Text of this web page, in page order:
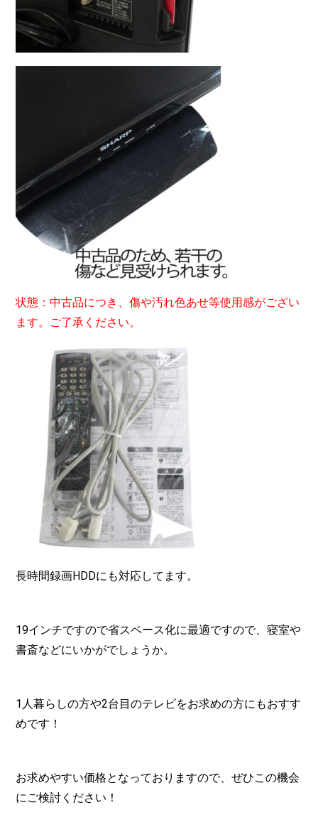
状態：中古品につき、傷や汚れ色あせ等使用感がござい
ます。ご了承ください。
長時間録画HDDにも対応してます。
19インチですので省スペース化に最適ですので、寝室や
書斎などにいかがでしょうか。
1人暮らしの方や2台目のテレビをお求めの方にもおすす
めです！
お求めやすい価格となっておりますので、ぜひこの機会
にご検討ください！